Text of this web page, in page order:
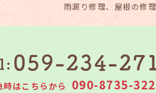
雨漏り修理、屋根の修
時はこちらから 090-8735-